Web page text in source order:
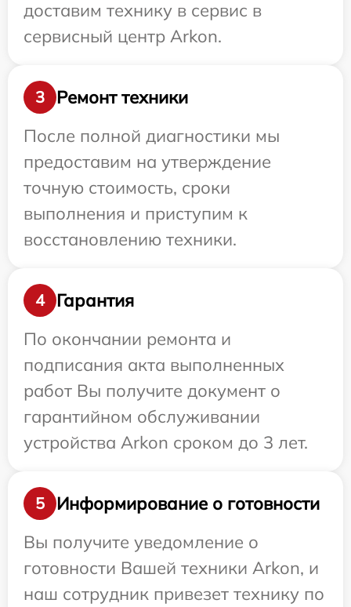
доставим технику в сервис в
сервисный центр Arkon.
3
Ремонт техники
После полной диагностики мы
предоставим на утверждение
точную стоимость, сроки
выполнения и приступим к
восстановлению техники.
4
Гарантия
По окончании ремонта и
подписания акта выполненных
работ Вы получите документ о
гарантийном обслуживании
устройства Arkon сроком до 3 лет.
5
Информирование о готовности
Вы получите уведомление о
готовности Вашей техники Arkon, и
наш сотрудник привезет технику по